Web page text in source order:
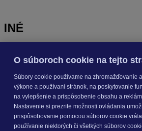
INÉ
Odoberajte
O nás
Prihlásiť sa
O súboroch cookie na tejto
Súbory cookie používame na zhromažďovanie
výkone a používaní stránok, na poskytovanie
na vylepšenie a prispôsobenie obsahu a
Nastavenie si prezrite možnosti ovládania
prispôsobovanie pomocou súborov cookie
používanie niektorých či všetkých súborov